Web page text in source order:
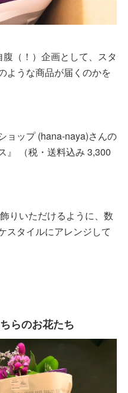
（！）企画として、スタ
ような商品が届くのかを
ョップ (hana-naya)さんの
』 （税・送料込み 3,300
りいただけるように、数
スタイルにアレンジして
らのお花たち